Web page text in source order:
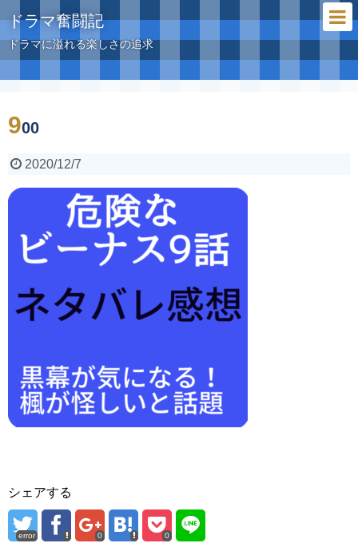
ドラマ奮闘記
ドラマに溢れる楽しさの追求
900
2020/12/7
シェアする
error 0 0